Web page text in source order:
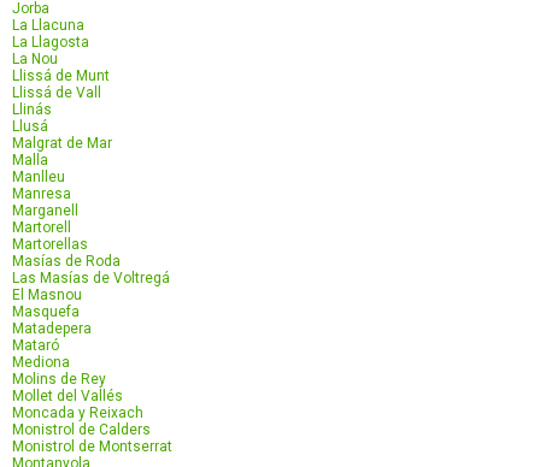
Jorba
La Llacuna
La Llagosta
La Nou
Llissá de Munt
Llissá de Vall
Llinás
Llusá
Malgrat de Mar
Malla
Manlleu
Manresa
Marganell
Martorell
Martorellas
Masías de Roda
Las Masías de Voltregá
El Masnou
Masquefa
Matadepera
Mataró
Mediona
Molins de Rey
Mollet del Vallés
Moncada y Reixach
Monistrol de Calders
Monistrol de Montserrat